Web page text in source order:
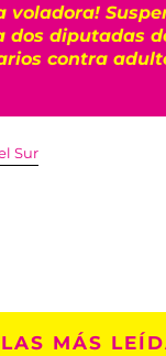
voladora!
dos diputadas
contra
Sur
LAS MÁS